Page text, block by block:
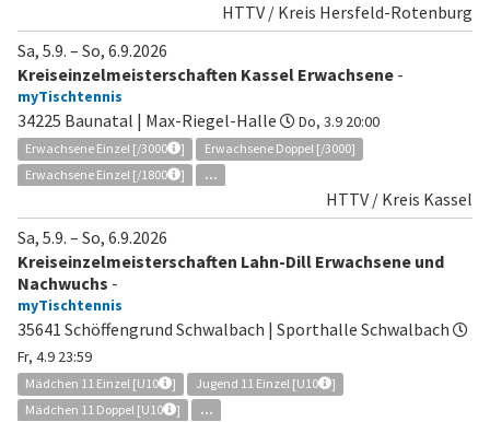
HTTV / Kreis Hersfeld-Rotenburg
Sa, 5.9. – So, 6.9.2026
Kreiseinzelmeisterschaften Kassel Erwachsene -
myTischtennis
34225 Baunatal | Max-Riegel-Halle Do, 3.9 20:00
Erwachsene Einzel [/3000 ]
Erwachsene Doppel [/3000]
Erwachsene Einzel [/1800
] ...
HTTV / Kreis Kassel
Sa, 5.9. – So, 6.9.2026
Kreiseinzelmeisterschaften Lahn-Dill Erwachsene und
Nachwuchs -
myTischtennis
35641 Schöffengrund Schwalbach | Sporthalle Schwalbach
Fr, 4.9 23:59
Mädchen 11 Einzel [U10 ] Jugend 11 Einzel [U10
]
Mädchen 11 Doppel [U10
] ...